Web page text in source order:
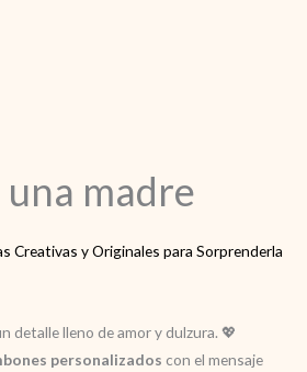
una madre
Creativas y Originales para Sorprenderla
detalle lleno de amor y dulzura. 💖
personalizados con el mensaje